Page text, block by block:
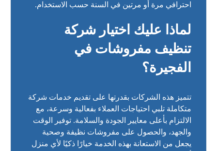
احترافي مرة أو مرتين في السنة حسب الاستخدام.
لماذا عليك اختيار شركة
تنظيف مفروشات في
الفجيرة؟
تتميز هذه الشركات بقدرتها على تقديم خدمات شركة
متكاملة تلبي احتياجات العملاء بفعالية وسرعة، مع
الالتزام بأعلى معايير الجودة والسلامة. توفير الوقت
والجهد، والحصول على مفروشات نظيفة وصحية
يجعل من الاستعانة بهذه الخدمة خيارًا ذكيًا لأي منزل